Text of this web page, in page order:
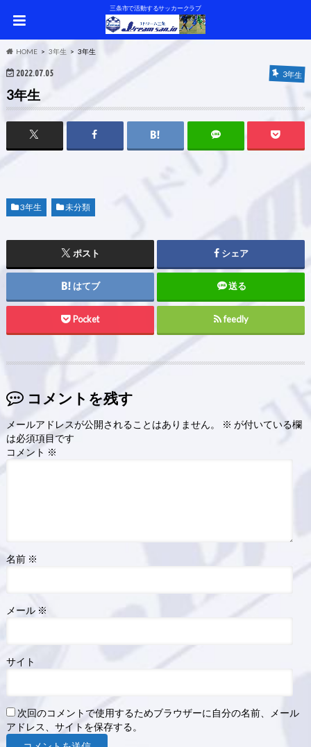
三条市で活動するサッカークラブ
HOME 3年生 3年生
2022.07.05 3年生
3年生
3年生 未分類
ポスト シェア
はてブ 送る
Pocket feedly
コメントを残す
メールアドレスが公開されることはありません。 ※ が付いている欄
は必須項目です
コメント ※
名前 ※
メール ※
サイト
次回のコメントで使用するためブラウザーに自分の名前、メール
アドレス、サイトを保存する。